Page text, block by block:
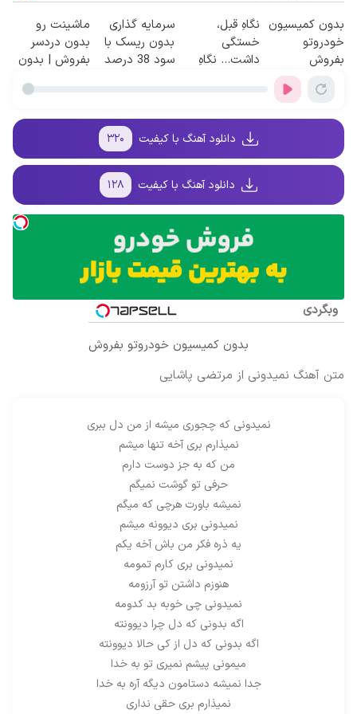
بدون کمیسیون
خودروتو
بفروش
نگاهِ قبل،
خستگی
داشت... نگاهِ
سرمایه گذاری
بدون ریسک با
سود 38 درصد
ماشینت رو
بدون دردسر
بفروش | بدون
دانلود آهنگ با کیفیت ۳۲۰
دانلود آهنگ با کیفیت ۱۲۸
وبگردی
بدون کمیسیون خودروتو بفروش
متن آهنگ نمیدونی از مرتضی پاشایی
نمیدونی که چجوری میشه از من دل ببری
نمیذارم بری آخه تنها میشم
من که به جز دوست دارم
حرفی تو گوشت نمیگم
نمیشه باورت هرچی که میگم
نمیدونی بری دیوونه میشم
یه ذره فکر من باش آخه یکم
نمیدونی بری کارم تمومه
هنوزم داشتن تو آرزومه
نمیدونی چی خوبه بد کدومه
اگه بدونی که دل چرا دیوونته
اگه بدونی که دل از کی حالا دیوونته
میمونی پیشم نمیری تو به خدا
جدا نمیشه دستامون دیگه آره به خدا
نمیذارم بری حقی نداری